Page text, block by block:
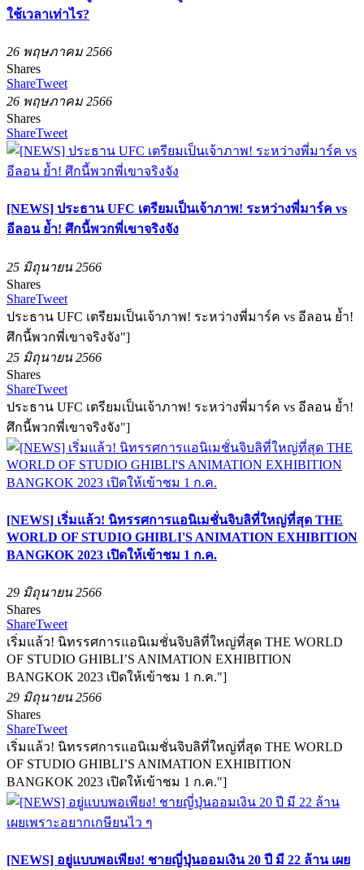
ใช้เวลาเท่าไร?
26 พฤษภาคม 2566
Shares
ShareTweet
26 พฤษภาคม 2566
Shares
ShareTweet
[NEWS] ประธาน UFC เตรียมเป็นเจ้าภาพ! ระหว่างพี่มาร์ค vs
อีลอน ย้ำ! ศึกนี้พวกพี่เขาจริงจัง
25 มิถุนายน 2566
Shares
ShareTweet
ประธาน UFC เตรียมเป็นเจ้าภาพ! ระหว่างพี่มาร์ค vs อีลอน ย้ำ!
ศึกนี้พวกพี่เขาจริงจัง"]
25 มิถุนายน 2566
Shares
ShareTweet
ประธาน UFC เตรียมเป็นเจ้าภาพ! ระหว่างพี่มาร์ค vs อีลอน ย้ำ!
ศึกนี้พวกพี่เขาจริงจัง"]
[NEWS] เริ่มแล้ว! นิทรรศการแอนิเมชั่นจิบลิที่ใหญ่ที่สุด THE
WORLD OF STUDIO GHIBLI'S ANIMATION EXHIBITION
BANGKOK 2023 เปิดให้เข้าชม 1 ก.ค.
29 มิถุนายน 2566
Shares
ShareTweet
เริ่มแล้ว! นิทรรศการแอนิเมชั่นจิบลิที่ใหญ่ที่สุด THE WORLD
OF STUDIO GHIBLI’S ANIMATION EXHIBITION
BANGKOK 2023 เปิดให้เข้าชม 1 ก.ค."]
29 มิถุนายน 2566
Shares
ShareTweet
เริ่มแล้ว! นิทรรศการแอนิเมชั่นจิบลิที่ใหญ่ที่สุด THE WORLD
OF STUDIO GHIBLI’S ANIMATION EXHIBITION
BANGKOK 2023 เปิดให้เข้าชม 1 ก.ค."]
[NEWS] อยู่แบบพอเพียง! ชายญี่ปุ่นออมเงิน 20 ปี มี 22 ล้าน เผย